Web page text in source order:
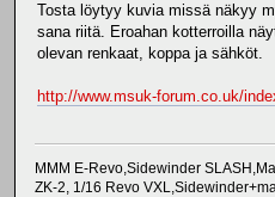
Tosta löytyy kuvia missä näkyy
sana riitä. Eroahan kotterroilla
olevan renkaat, koppa ja sähköt.
http://www.msuk-forum.co.uk/
MMM E-Revo,Sidewinder
ZK-2, 1/16 Revo